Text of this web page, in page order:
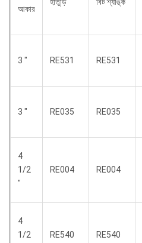
আকার
3 " RE531 RE531
3 " RE035 RE035
4
1/2
"
RE004 RE004
4
1/2
RE540 RE540